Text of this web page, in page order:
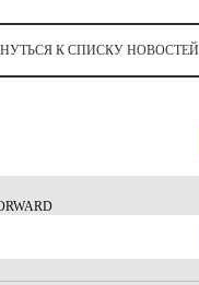
К СПИСКУ НОВОСТЕЙ